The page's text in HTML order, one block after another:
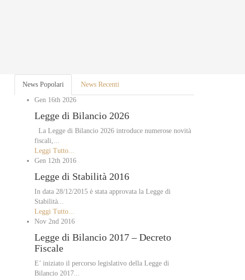
News Popolari News Recenti
Gen 16th 2026
Legge di Bilancio 2026
La Legge di Bilancio 2026 introduce numerose novità
fiscali,...
Leggi Tutto...
Gen 12th 2016
Legge di Stabilità 2016
In data 28/12/2015 è stata approvata la Legge di
Stabilità...
Leggi Tutto...
Nov 2nd 2016
Legge di Bilancio 2017 – Decreto
Fiscale
E’ iniziato il percorso legislativo della Legge di
Bilancio 2017...